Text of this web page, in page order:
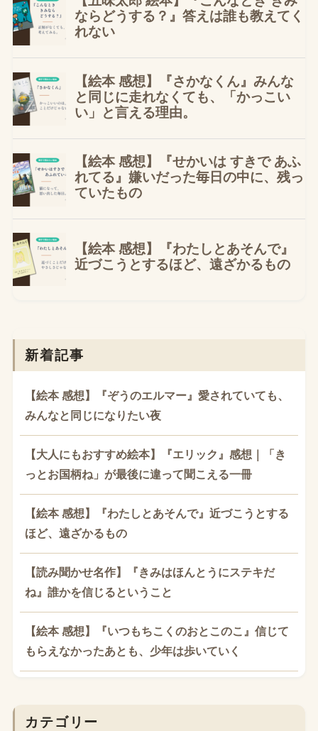
新着記事
【絵本 感想】『ぞうのエルマー』愛されていても、
みんなと同じになりたい夜
【大人にもおすすめ絵本】『エリック』感想｜「き
っとお国柄ね」が最後に違って聞こえる一冊
【絵本 感想】『わたしとあそんで』近づこうとする
ほど、遠ざかるもの
【読み聞かせ名作】『きみはほんとうにステキだ
ね』誰かを信じるということ
【絵本 感想】『いつもちこくのおとこのこ』信じて
もらえなかったあとも、少年は歩いていく
カテゴリー